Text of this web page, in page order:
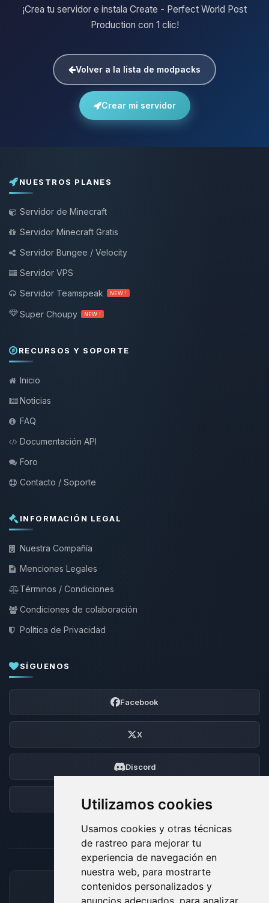
Utilizamos cookies
Usamos cookies y otras técnicas
de rastreo para mejorar tu
experiencia de navegación en
nuestra web, para mostrarte
contenidos personalizados y
anuncios adecuados, para analizar
¡Crea tu servidor e instala Create - Perfect World Post
Production con 1 clic!
Volver a la lista de modpacks
Crear mi servidor
NUESTROS PLANES
Servidor de Minecraft
Servidor Minecraft Gratis
Servidor Bungee / Velocity
Servidor VPS
Servidor Teamspeak
NEW !
Super Choupy NEW !
RECURSOS Y SOPORTE
Inicio
Noticias
FAQ
Documentación API
Foro
Contacto / Soporte
INFORMACIÓN LEGAL
Nuestra Compañía
Menciones Legales
Términos / Condiciones
Condiciones de colaboración
Política de Privacidad
SÍGUENOS
Facebook
X
Discord
Foro
MÉTODOS DE PAGO ACEPTADOS